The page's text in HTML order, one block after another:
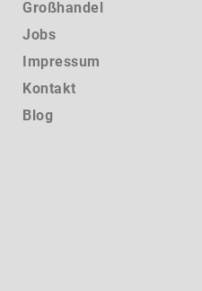
Großhandel
Jobs
Impressum
Kontakt
Blog